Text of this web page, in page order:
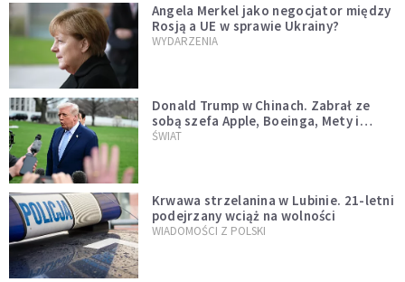
Angela Merkel jako negocjator między
Rosją a UE w sprawie Ukrainy?
WYDARZENIA
Donald Trump w Chinach. Zabrał ze
sobą szefa Apple, Boeinga, Mety i
Muska
ŚWIAT
Krwawa strzelanina w Lubinie. 21-letni
podejrzany wciąż na wolności
WIADOMOŚCI Z POLSKI